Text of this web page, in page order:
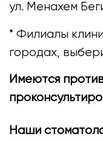
ул. Менахем
* Филиалы
городах,
Имеются
Наши